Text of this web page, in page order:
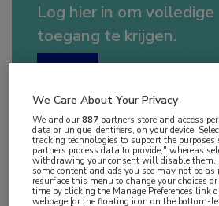
Log hier in om volledige
toegang te krijgen.
De meeste blauwe plekken bij
We Care About Your Privacy
We and our887 partners store and access
data or unique identifiers, on your device.
tracking technologies to support the
partners process data to provide," whereas
withdrawing your consent will disable them.
some content and ads you see may not be as
resurface this menu to change your choices
time by clicking the Manage Preferences link
webpage [or the floating icon on the bottom-